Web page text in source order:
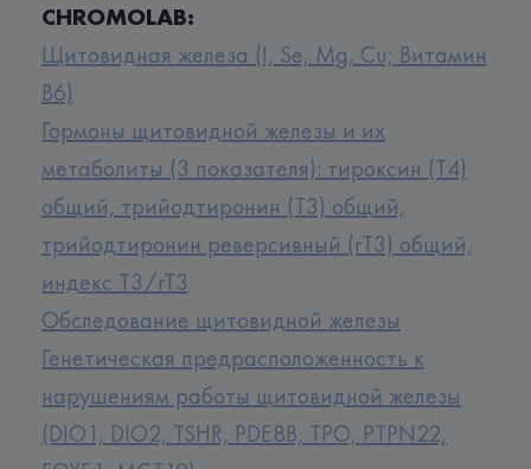
CHROMOLAB:
Щитовидная железа (I, Se, Mg, Cu; Витамин
B6)
Гормоны щитовидной железы и их
метаболиты (3 показателя): тироксин (Т4)
общий, трийодтиронин (Т3) общий,
трийодтиронин реверсивный (rТ3) общий,
индекс Т3/rT3
Обследование щитовидной железы
Генетическая предрасположенность к
нарушениям работы щитовидной железы
(DIO1, DIO2, TSHR, PDE8B, TPO, PTPN22,